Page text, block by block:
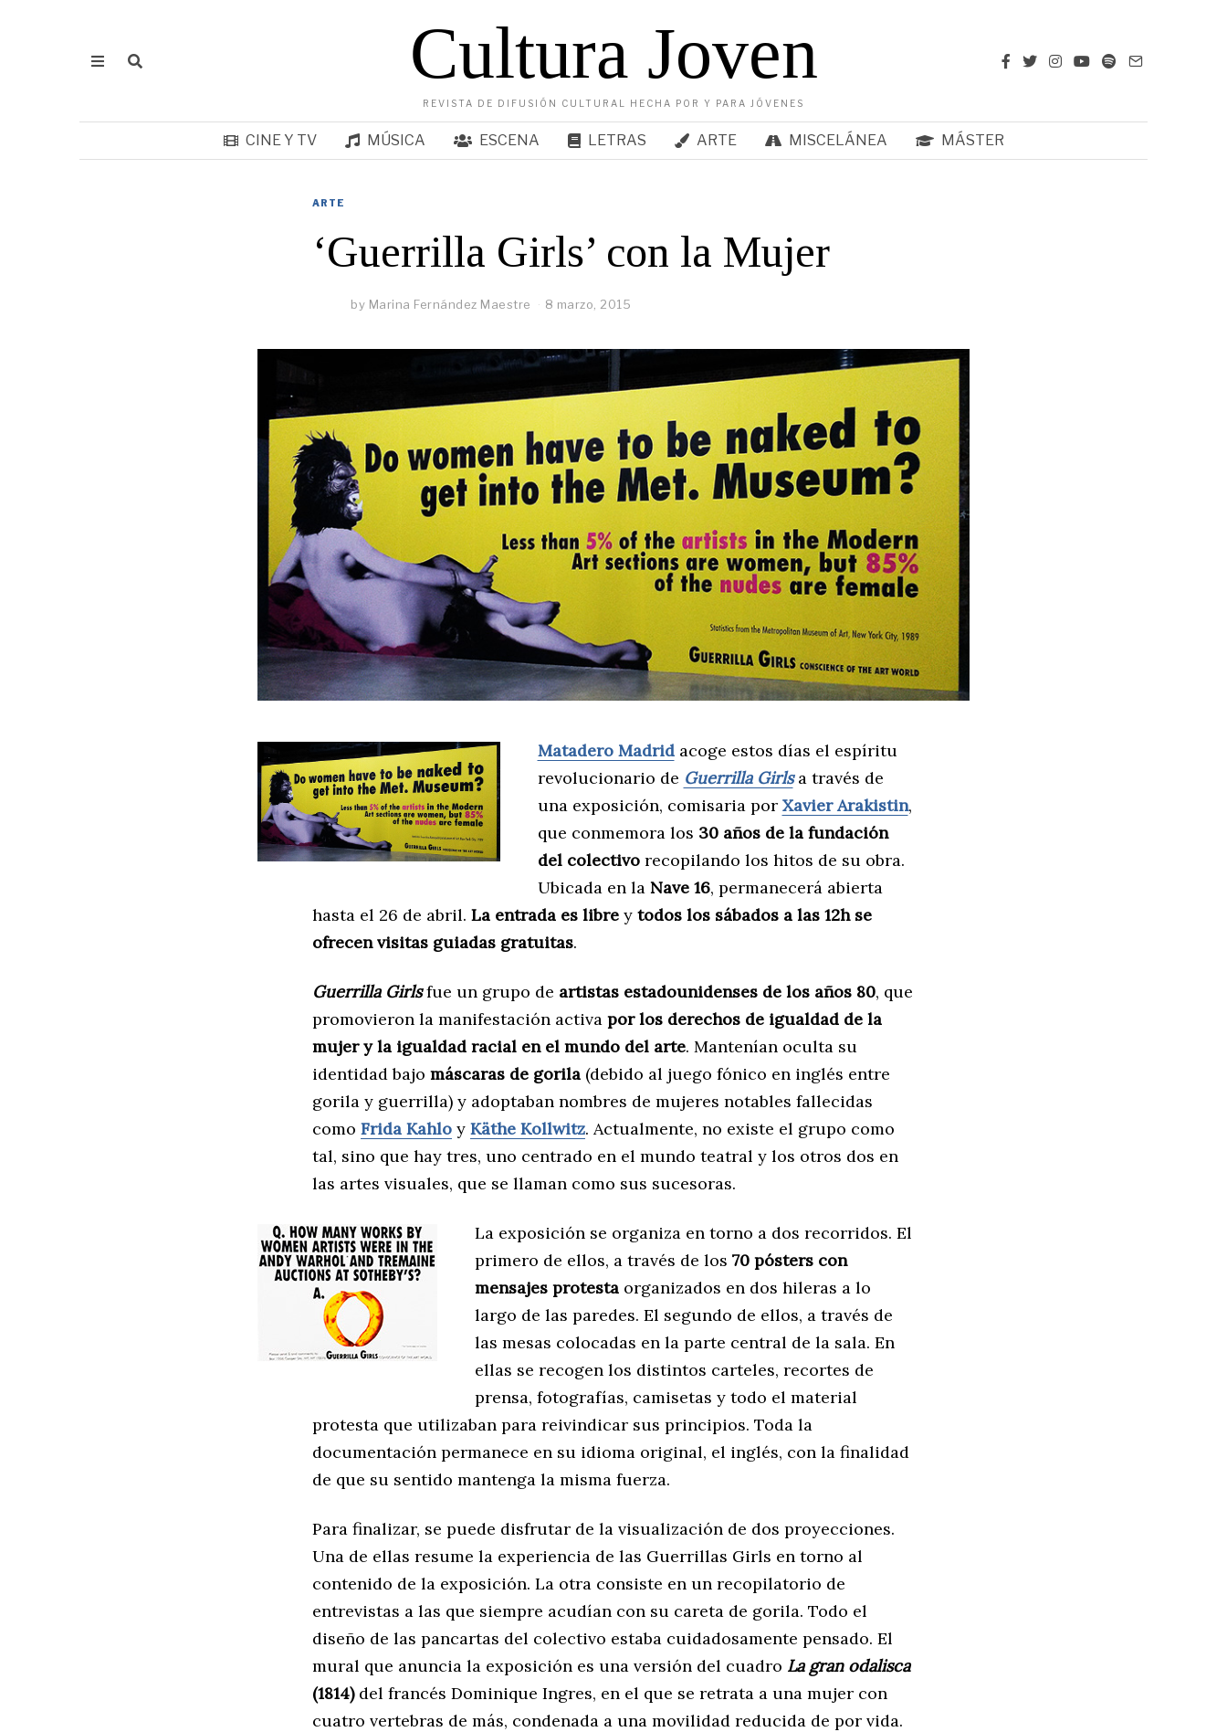
Cultura Joven
REVISTA DE DIFUSIÓN CULTURAL HECHA POR Y PARA JÓVENES
CINE Y TV MÚSICA ESCENA LETRAS ARTE MISCELÁNEA MÁSTER
ARTE
‘Guerrilla Girls’ con la Mujer
by Marina Fernández Maestre 8 marzo, 2015
Matadero Madridacoge estos días el espíritu
revolucionario de Guerrilla Girlsa través de
una exposición, comisaria por Xavier Arakistin,
que conmemora los 30 años de la fundación
del colectivorecopilando los hitos de su obra.
Ubicada en la Nave 16, permanecerá abierta
hasta el 26 de abril. La entrada es libre y todos los sábados a las 12h se
ofrecen visitas guiadas gratuitas.
Guerrilla Girlsfue un grupo de artistas estadounidenses de los años 80, que
promovieron la manifestación activa por los derechos de igualdad de la
mujer y la igualdad racial en el mundo del arte. Mantenían oculta su
identidad bajo máscaras de gorila (debido al juego fónico en inglés entre
gorila y guerrilla) y adoptaban nombres de mujeres notables fallecidas
como Frida Kahlo y Käthe Kollwitz. Actualmente, no existe el grupo como
tal, sino que hay tres, uno centrado en el mundo teatral y los otros dos en
las artes visuales, que se llaman como sus sucesoras.
La exposición se organiza en torno a dos recorridos. El
primero de ellos, a través de los 70 pósters con
mensajes protestaorganizados en dos hileras a lo
largo de las paredes. El segundo de ellos, a través de
las mesas colocadas en la parte central de la sala. En
ellas se recogen los distintos carteles, recortes de
prensa, fotografías, camisetas y todo el material
protesta que utilizaban para reivindicar sus principios. Toda la
documentación permanece en su idioma original, el inglés, con la finalidad
de que su sentido mantenga la misma fuerza.
Para finalizar, se puede disfrutar de la visualización de dos proyecciones.
Una de ellas resume la experiencia de las Guerrillas Girls en torno al
contenido de la exposición. La otra consiste en un recopilatorio de
entrevistas a las que siempre acudían con su careta de gorila. Todo el
diseño de las pancartas del colectivo estaba cuidadosamente pensado. El
mural que anuncia la exposición es una versión del cuadro La gran odalisca
(1814)del francés Dominique Ingres, en el que se retrata a una mujer con
cuatro vertebras de más, condenada a una movilidad reducida de por vida.